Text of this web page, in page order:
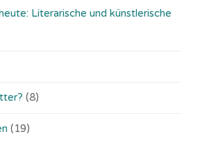
Literarische und künstlerische
(8)
(19)